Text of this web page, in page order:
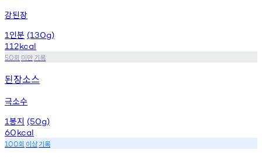
강된장
1 인분 (130g)
112kcal
50회 미만기록
된장소스
극소수
1봉지 (50g)
60kcal
100회 이상기록